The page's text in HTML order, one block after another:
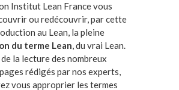
Institut Lean France vous
ou redécouvrir, par cette
au Lean, la pleine
du terme Lean, du vrai Lean.
la lecture des nombreux
rédigés par nos experts,
vous approprier les termes